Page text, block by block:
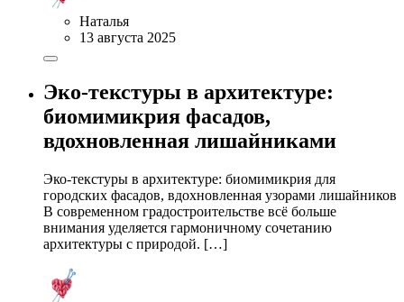
Наталья
13 августа 2025
Эко-текстуры в архитектуре:
биомимикрия фасадов,
вдохновленная лишайниками
Эко-текстуры в архитектуре: биомимикрия для
городских фасадов, вдохновленная узорами лишайников
В современном градостроительстве всё больше
внимания уделяется гармоничному сочетанию
архитектуры с природой. […]